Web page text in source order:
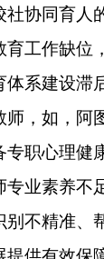
训闭环管理
估-成果应用”
等方式巩固
训规划、流
化参训资格
合条件人员
教学设计与
授时长，确保